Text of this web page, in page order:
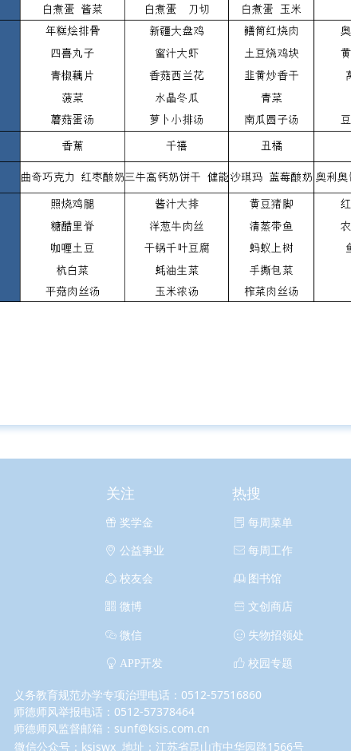
ꂓ 每周菜单
ꂘ 每周工作
ꁡ 图书馆
ꀰ 文创商店
ꂑ 失物招领处
ꀧ 校园专题
热搜
ꁠ 奖学金
ꀷ 公益事业
ꁢ 校友会
ꀥ 微博
ꀤ 微信
ꁙ APP开发
关注
微信公众号：ksiswx 地址：江苏省昆山市中华园路1566号
义务教育规范办学专项治理电话：0512-57516860
师德师风举报电话：0512-57378464
师德师风监督邮箱：sunf@ksis.com.cn